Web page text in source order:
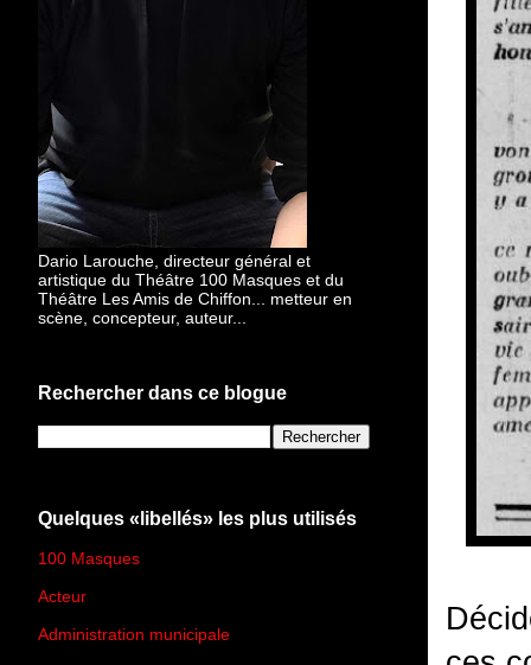
Dario Larouche, directeur général et
artistique du Théâtre 100 Masques et du
Théâtre Les Amis de Chiffon... metteur en
scène, concepteur, auteur...
Rechercher dans ce blogue
Quelques «libellés» les plus utilisés
100 Masques
Acteur
Administration municipale